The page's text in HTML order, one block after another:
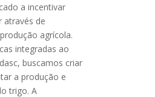
a incentivar
através de
agrícola.
integradas ao
buscamos criar
a produção e
trigo. A